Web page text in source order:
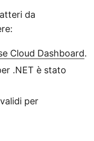
da
Cloud Dashboard.
.NET è stato
per